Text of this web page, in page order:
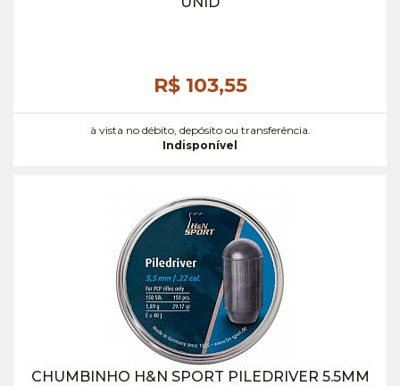
R$ 103,55
à vista no débito, depósito ou transferência.
Indisponível
CHUMBINHO H&N SPORT PILEDRIVER 5.5MM